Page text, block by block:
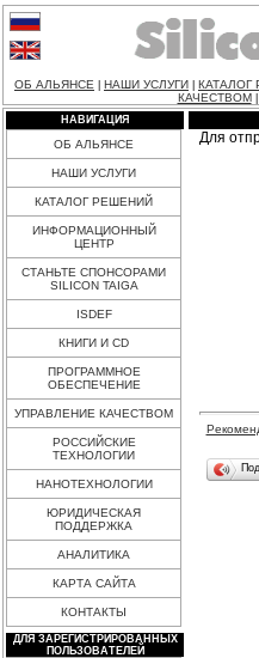
ОБ АЛЬЯНСЕ НАШИ УСЛУГИ КАТАЛОГ
КАЧЕСТВОМ
НАВИГАЦИЯ
ОБ АЛЬЯНСЕ
НАШИ УСЛУГИ
КАТАЛОГ РЕШЕНИЙ
ИНФОРМАЦИОННЫЙ
ЦЕНТР
СТАНЬТЕ СПОНСОРАМИ
SILICON TAIGA
ISDEF
КНИГИ И CD
ПРОГРАММНОЕ
ОБЕСПЕЧЕНИЕ
УПРАВЛЕНИЕ КАЧЕСТВОМ
РОССИЙСКИЕ
ТЕХНОЛОГИИ
НАНОТЕХНОЛОГИИ
ЮРИДИЧЕСКАЯ
ПОДДЕРЖКА
АНАЛИТИКА
КАРТА САЙТА
КОНТАКТЫ
ДЛЯ ЗАРЕГИСТРИРОВАННЫХ
ПОЛЬЗОВАТЕЛЕЙ
Для